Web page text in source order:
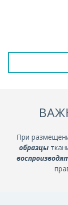
При
образцы